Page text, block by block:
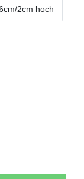
2cm hoch